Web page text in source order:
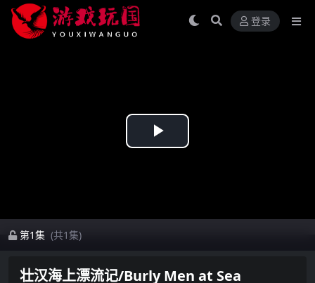
登录
Play
第1集 (共1集)
壮汉海上漂流记/Burly Men at Sea